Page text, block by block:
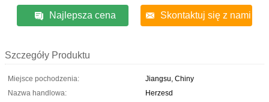
Najlepsza cena Skontaktuj się z nami
Szczegóły Produktu
Miejsce pochodzenia:
Jiangsu, Chiny
Nazwa handlowa:
Herzesd